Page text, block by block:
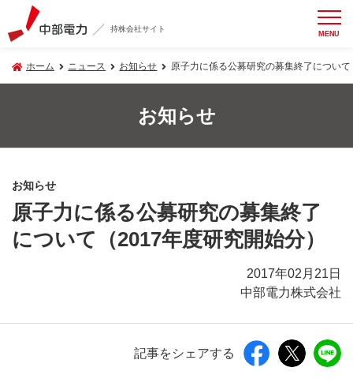
持株会社サイト MENU
ホーム ニュース お知らせ 原子力に係る公募研究の募集終了につい
お知らせ
お知らせ
原子力に係る公募研究の募集終了
について（2017年度研究開始分）
2017年02月21日
中部電力株式会社
記事をシェアする